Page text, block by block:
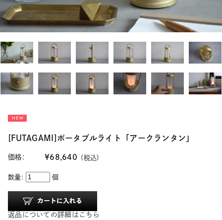
[FUTAGAMI]ポータブルライト「アークランタン」
価格: ¥68,640 (税込)
数量: 個
返品についての詳細はこちら